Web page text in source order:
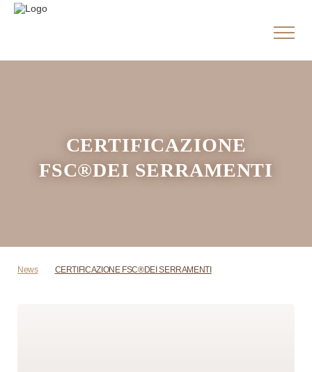
CERTIFICAZIONE
FSC®DEI SERRAMENTI
News CERTIFICAZIONE FSC®DEI SERRAMENTI